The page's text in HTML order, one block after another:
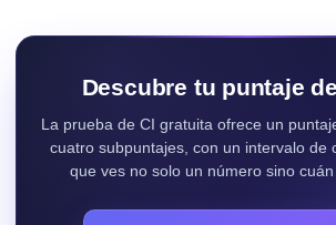
Descubre tu puntaje
La prueba de CI gratuita ofrece un
cuatro subpuntajes, con un intervalo de
que ves no solo un número sino cuán